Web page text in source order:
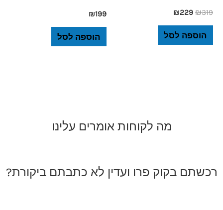
₪319
₪229
הוספה לסל
₪199
הוספה לסל
מה לקוחות אומרים עלינו
רכשתם בקוק פרו ועדין לא כתבתם ביקורת?